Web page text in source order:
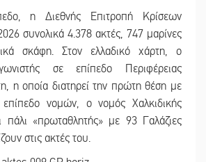
η Διεθνής Επιτροπή Κρίσεων
συνολικά 4.378 ακτές, 747 μαρίνες
σκάφη. Στον ελλαδικό χάρτη, ο
σε επίπεδο Περιφέρειας
η οποία διατηρεί την πρώτη θέση με
νομών, ο νομός Χαλκιδικής
πάλι «πρωταθλητής» με 93 Γαλάζιες
στις ακτές του.